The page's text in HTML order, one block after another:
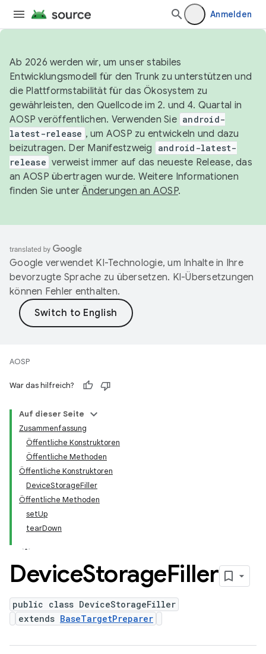
Anmelden
Ab 2026 werden wir, um unser stabiles
Entwicklungsmodell für den Trunk zu unterstützen und
die Plattformstabilität für das Ökosystem zu
gewährleisten, den Quellcode im 2. und 4. Quartal in
AOSP veröffentlichen. Verwenden Sie android-
latest-release , um AOSP zu entwickeln und dazu
beizutragen. Der Manifestzweig
android-latest-
release verweist immer auf das neueste Release, das
an AOSP übertragen wurde. Weitere Informationen
finden Sie unterÄnderungen an AOSP.
Google verwendet KI-Technologie, um Inhalte in Ihre
bevorzugte Sprache zu übersetzen. KI-Übersetzungen
können Fehler enthalten.
AOSP
War das hilfreich?
Auf dieser Seite
Zusammenfassung
Öffentliche Konstruktoren
Öffentliche Methoden
Öffentliche Konstruktoren
DeviceStorageFiller
Öffentliche Methoden
setUp
tearDown
DeviceStorageFiller
public class DeviceStorageFiller
extends BaseTargetPreparer